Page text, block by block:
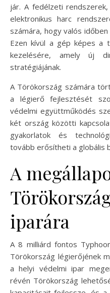
jár. A fedélzeti
elektronikus harc
számára, hogy valós
Ezen kívül a gép képes a
kezelésére, amely új
stratégiájának.
A Törökország számára
a légierő fejlesztését
védelmi együttműködés
két ország közötti
gyakorlatok és
tovább erősítheti a globális
A
iparára
A 8 milliárd fontos
Törökország légierőjének
a helyi védelmi ipar
révén Törökország